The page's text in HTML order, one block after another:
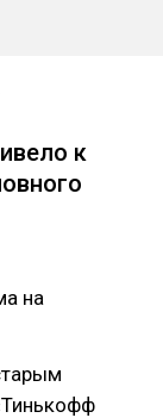
к
на